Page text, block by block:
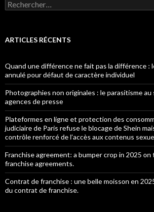
Rechercher :
ARTICLES RÉCENTS
Quand une différence ne fait pas la différence :
annulé pour défaut de caractère individuel
Photographies non originales : le parasitisme au
agences de presse
Plateformes en ligne et protection des
judiciaire de Paris refuse le blocage de Shein
contrôle renforcé de l’accès aux contenus
Franchise agreement: a bumper crop in 2025
franchise agreements.
Contrat de franchise : une belle moisson en
du contrat de franchise.